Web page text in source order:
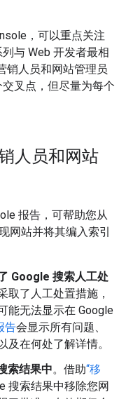
，可以重点关注
与 Web 开发者最相
销人员和网站管理员
叉点，但尽量为每个
人员和网站
报告，可帮助您从
网站并将其编入索引
Google 搜索人工处
取了人工处置措施，
能无法显示在 Google
告会显示所有问题、
及在何处了解详情。
索结果中。借助“移
搜索结果中移除您网